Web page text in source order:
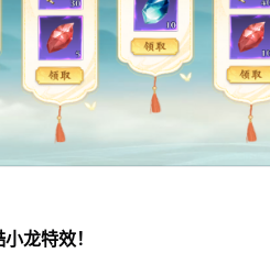
龙特效！